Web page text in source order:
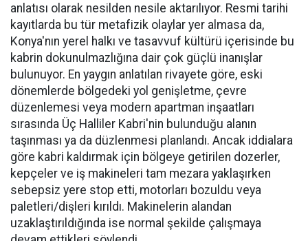
anlatısı olarak nesilden nesile aktarılıyor. Resmi tarihi
kayıtlarda bu tür metafizik olaylar yer almasa da,
Konya'nın yerel halkı ve tasavvuf kültürü içerisinde bu
kabrin dokunulmazlığına dair çok güçlü inanışlar
bulunuyor. En yaygın anlatılan rivayete göre, eski
dönemlerde bölgedeki yol genişletme, çevre
düzenlemesi veya modern apartman inşaatları
sırasında Üç Halliler Kabri'nin bulunduğu alanın
taşınması ya da düzlenmesi planlandı. Ancak iddialara
göre kabri kaldırmak için bölgeye getirilen dozerler,
kepçeler ve iş makineleri tam mezara yaklaşırken
sebepsiz yere stop etti, motorları bozuldu veya
paletleri/dişleri kırıldı. Makinelerin alandan
uzaklaştırıldığında ise normal şekilde çalışmaya